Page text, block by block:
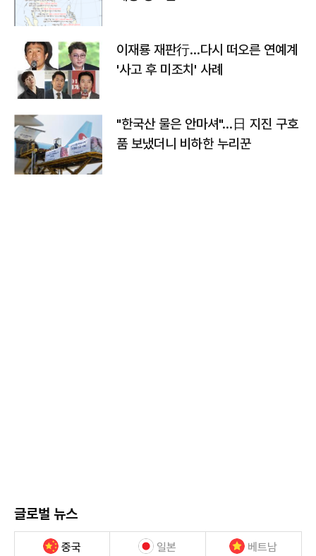
이재룡 재판行…다시 떠오른 연예계
'사고 후 미조치' 사례
"한국산 물은 안마셔"…日 지진 구호
품 보냈더니 비하한 누리꾼
글로벌 뉴스
중국 일본 베트남